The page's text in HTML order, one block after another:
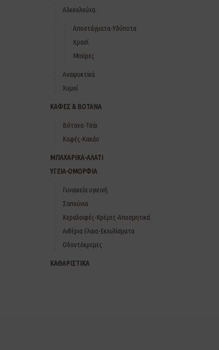
Αλκοολούχα
Αποστάγματα-Υδύποτα
Κρασί
Μπύρες
Αναψυκτικά
Χυμοί
ΚΑΦΕΣ & ΒΟΤΑΝΑ
Βότανα-Τσάι
Καφές-Κακάο
ΜΠΑΧΑΡΙΚΑ-ΑΛΑΤΙ
ΥΓΕΙΑ-ΟΜΟΡΦΙΑ
Γυναικεία υγιεινή
Σαπούνια
Κεραλοιφές-Κρέμες-Αποσμητικά
Αιθέρια έλαια-Εκχυλίσματα
Οδοντόκρεμες
ΚΑΘΑΡΙΣΤΙΚΑ